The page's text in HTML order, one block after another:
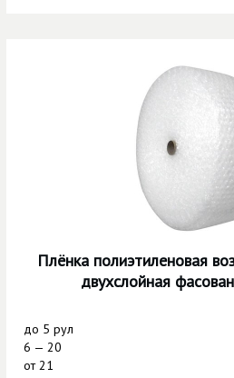
Плёнка полиэтиленовая
двухслойная
до 5 рул
6 — 20
от21